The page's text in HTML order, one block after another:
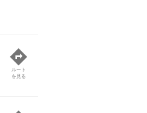
ルート
を見る